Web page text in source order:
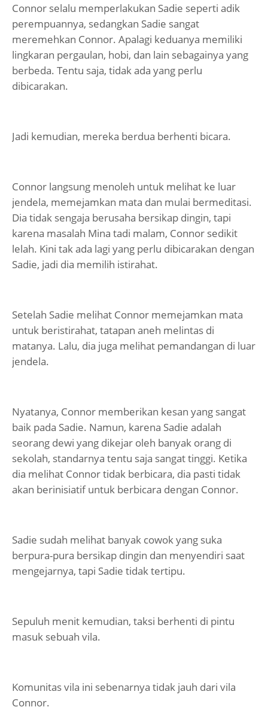
Connor selalu memperlakukan Sadie seperti adik
perempuannya, sedangkan Sadie sangat
meremehkan Connor. Apalagi keduanya memiliki
lingkaran pergaulan, hobi, dan lain sebagainya yang
berbeda. Tentu saja, tidak ada yang perlu
dibicarakan.
Jadi kemudian, mereka berdua berhenti bicara.
Connor langsung menoleh untuk melihat ke luar
jendela, memejamkan mata dan mulai bermeditasi.
Dia tidak sengaja berusaha bersikap dingin, tapi
karena masalah Mina tadi malam, Connor sedikit
lelah. Kini tak ada lagi yang perlu dibicarakan dengan
Sadie, jadi dia memilih istirahat.
Setelah Sadie melihat Connor memejamkan mata
untuk beristirahat, tatapan aneh melintas di
matanya. Lalu, dia juga melihat pemandangan di luar
jendela.
Nyatanya, Connor memberikan kesan yang sangat
baik pada Sadie. Namun, karena Sadie adalah
seorang dewi yang dikejar oleh banyak orang di
sekolah, standarnya tentu saja sangat tinggi. Ketika
dia melihat Connor tidak berbicara, dia pasti tidak
akan berinisiatif untuk berbicara dengan Connor.
Sadie sudah melihat banyak cowok yang suka
berpura-pura bersikap dingin dan menyendiri saat
mengejarnya, tapi Sadie tidak tertipu.
Sepuluh menit kemudian, taksi berhenti di pintu
masuk sebuah vila.
Komunitas vila ini sebenarnya tidak jauh dari vila
Connor.